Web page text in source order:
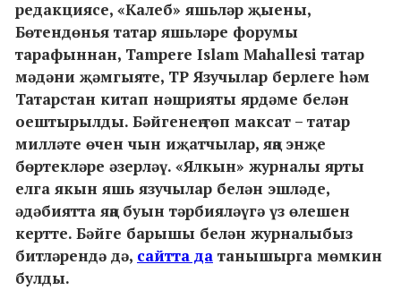
редакциясе, «Калеб» яшьләр җыены,
Бөтендөнья татар яшьләре форумы
тарафыннан, Tampere Islam Mahallesi татар
мәдәни җәмгыяте, ТР Язучылар берлеге һәм
Татарстан китап нәшрияты ярдәме белән
оештырылды. Бәйгенең төп максат – татар
милләте өчен чын иҗатчылар, яңа энҗе
бөртекләре әзерләү. «Ялкын» журналы ярты
елга якын яшь язучылар белән эшләде,
әдәбиятта яңа буын тәрбияләүгә үз өлешен
кертте. Бәйге барышы белән журналыбыз
битләрендә дә, сайтта да танышырга мөмкин
булды.